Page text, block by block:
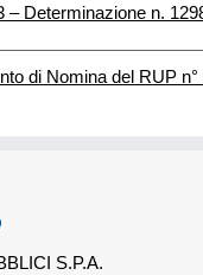
– Determinazione n.
di Nomina del RUP
S.P.A.